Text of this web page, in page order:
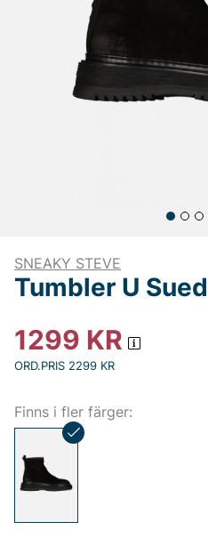
SNEAKY STEVE
Tumbler U
1299 KR
ORD.PRIS 2299 KR
Finns i fler färger: